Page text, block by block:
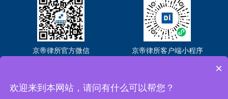
京帝律所官方微信 京帝律所客户端小程序
安备11010102005581号
全国法律咨询热线：400-088-2636
×
欢迎来到本网站，请问有什么可以帮您？